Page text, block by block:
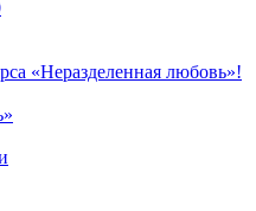
«Неразделенная любовь»!